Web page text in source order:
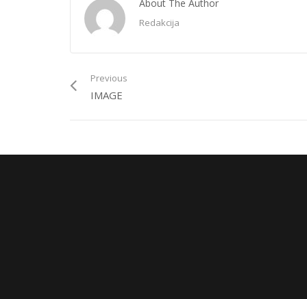
About The Author
Redakcija
Previous
IMAGE